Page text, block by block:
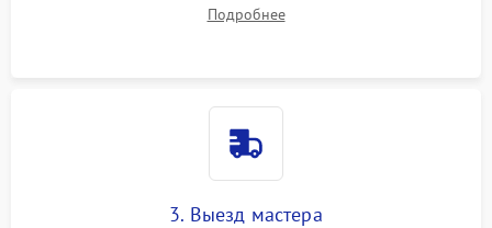
Подробнее
3. Выезд мастера